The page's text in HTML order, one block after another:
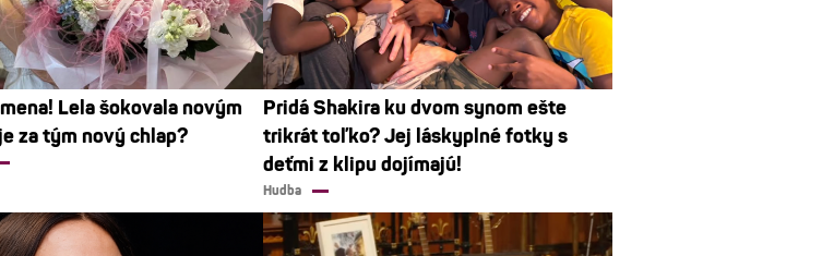
Lela šokovala novým
za tým nový chlap?
Pridá Shakira ku dvom synom ešte
trikrát toľko? Jej láskyplné fotky s
deťmi z klipu dojímajú!
Hudba